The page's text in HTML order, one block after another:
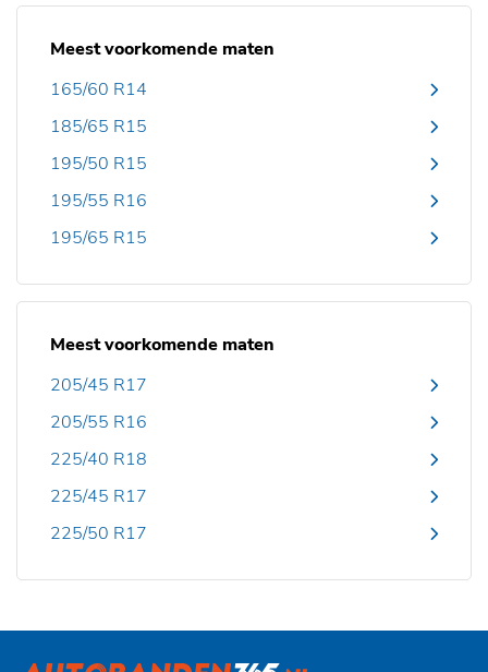
Meest voorkomende maten
165/60 R14
185/65 R15
195/50 R15
195/55 R16
195/65 R15
Meest voorkomende maten
205/45 R17
205/55 R16
225/40 R18
225/45 R17
225/50 R17